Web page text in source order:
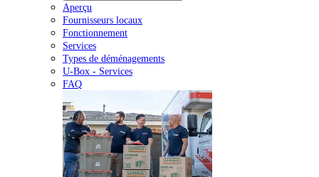
Aperçu
Fournisseurs locaux
Fonctionnement
Services
Types de déménagements
U-Box - Services
FAQ